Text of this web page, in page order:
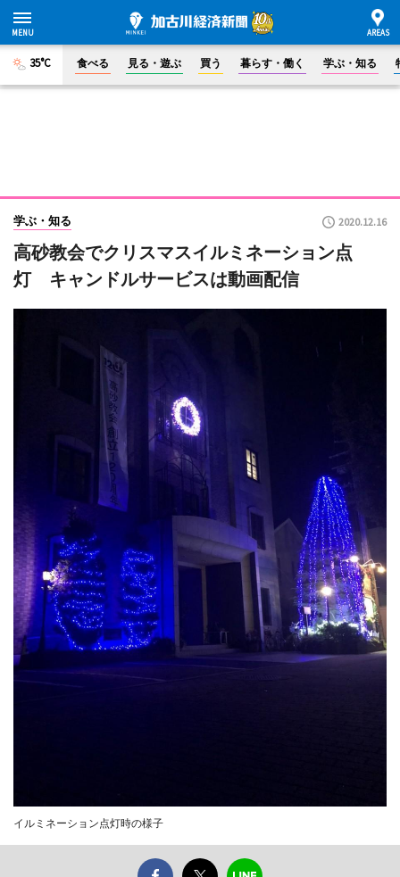
35°C 食べる 見る・遊ぶ 買う 暮らす・働く 学ぶ・知る
学ぶ・知る 2020.12.16
高砂教会でクリスマスイルミネーション点
灯 キャンドルサービスは動画配信
イルミネーション点灯時の様子